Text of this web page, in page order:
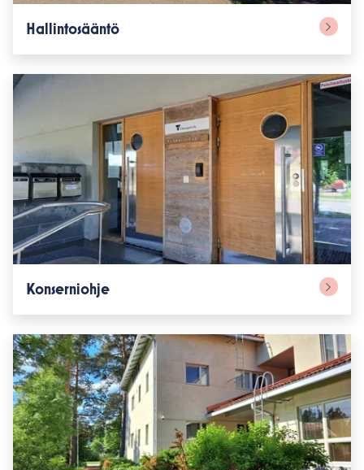
Hallintosääntö
Konserniohje